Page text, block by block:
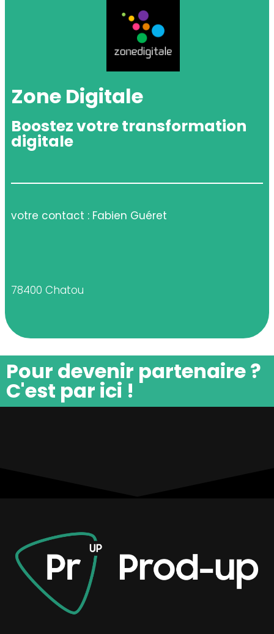
Zone Digitale
Boostez votre transformation
digitale
votre contact : Fabien Guéret
78400 Chatou
Pour devenir partenaire ?
C'est par ici !